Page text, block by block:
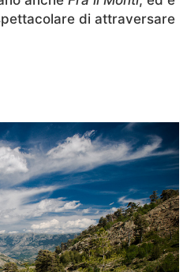
di attraversare